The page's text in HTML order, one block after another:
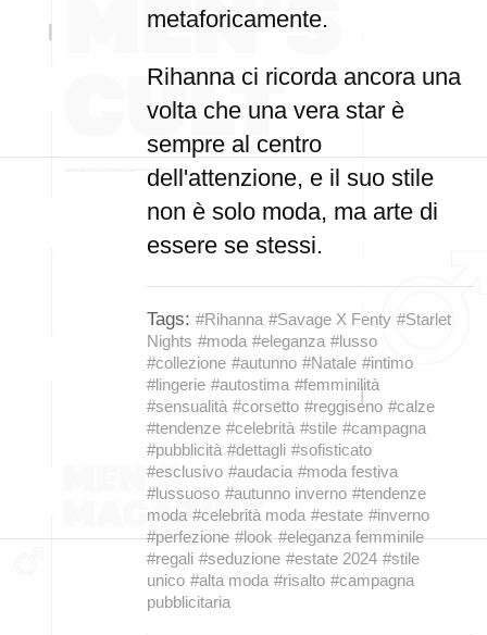
metaforicamente.
Rihanna ci ricorda ancora una
volta che una vera star è
sempre al centro
dell'attenzione, e il suo stile
non è solo moda, ma arte di
essere se stessi.
Tags: #Rihanna #Savage X Fenty #Starlet
Nights #moda #eleganza #lusso
#collezione #autunno #Natale #intimo
#lingerie #autostima #femminilità
#sensualità #corsetto #reggiseno #calze
#tendenze #celebrità #stile #campagna
#pubblicità #dettagli #sofisticato
#esclusivo #audacia #moda festiva
#lussuoso #autunno inverno #tendenze
moda #celebrità moda #estate #inverno
#perfezione #look #eleganza femminile
#regali #seduzione #estate 2024 #stile
unico #alta moda #risalto #campagna
pubblicitaria